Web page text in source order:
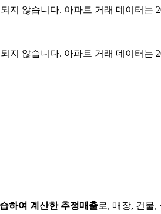
지 않습니다. 아파트 거래 데이터는
지 않습니다. 아파트 거래 데이터는
하여 계산한 추정매출로, 매장, 건물